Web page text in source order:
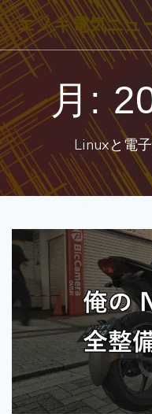
エノキ電気ニュ
月:
Linuxと電